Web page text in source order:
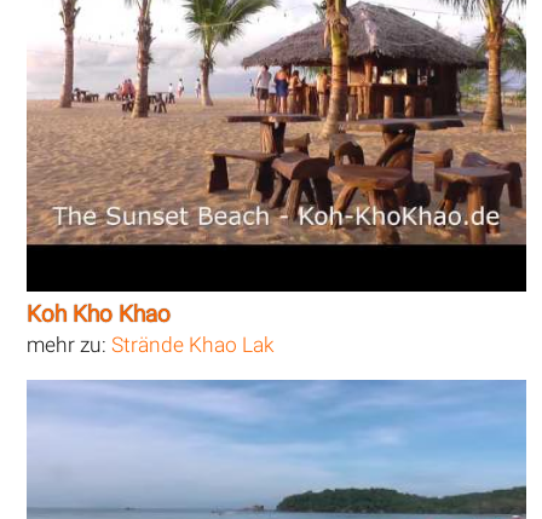
Koh Kho Khao
mehr zu:Strände Khao Lak